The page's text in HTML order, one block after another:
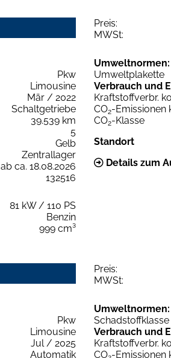
Preis:
MWSt:
Pkw
Limousine
Mär / 2022
Schaltgetriebe
39.539 km
5
Gelb
Zentrallager
ab ca. 18.08.2026
132516
81 kW / 110 PS
Benzin
999 cm³
Umweltnormen:
Umweltplakette
Verbrauch und
Kraftstoffverbr.
CO2-Emissionen
CO2-Klasse
Standort
Details zum
Preis:
MWSt:
Pkw
Limousine
Jul / 2025
Automatik
Umweltnormen:
Schadstoffklasse
Verbrauch und
Kraftstoffverbr.
CO -Emissionen